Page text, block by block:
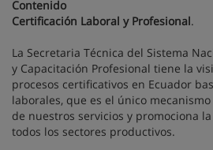
Contenido
Certificación Laboral y Profesional.
La Secretaria Técnica del Sistema
y Capacitación Profesional tiene la
procesos certificativos en Ecuador
laborales, que es el único
de nuestros servicios y promociona
todos los sectores productivos.